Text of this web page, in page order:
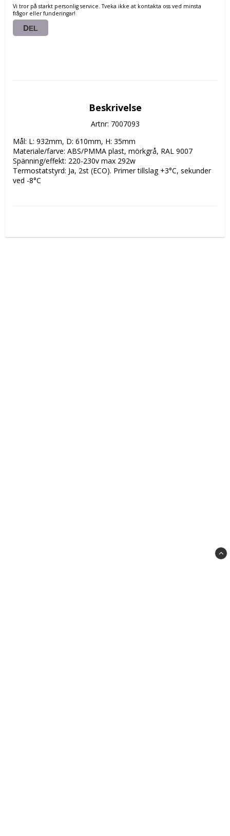
Vi tror på starkt personlig service. Tveka ikke at kontakta oss ved minsta
frågor eller funderingar!
DEL
Beskrivelse
Artnr: 7007093
Mål: L: 932mm, D: 610mm, H: 35mm
Materiale/farve: ABS/PMMA plast, mörkgrå, RAL 9007
Spänning/effekt: 220-230v max 292w
Termostatstyrd: Ja, 2st (ECO). Primer tillslag +3°C, sekunder
ved -8°C